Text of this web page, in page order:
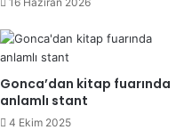
Gonca’dan kitap fuarında
anlamlı stant
4 Ekim 2025